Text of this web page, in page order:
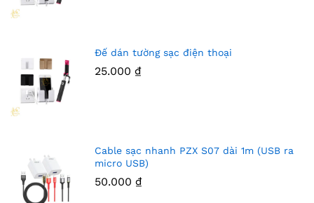
Đế dán tường sạc điện thoại
25.000 ₫
Cable sạc nhanh PZX S07 dài 1m (USB ra
micro USB)
50.000 ₫